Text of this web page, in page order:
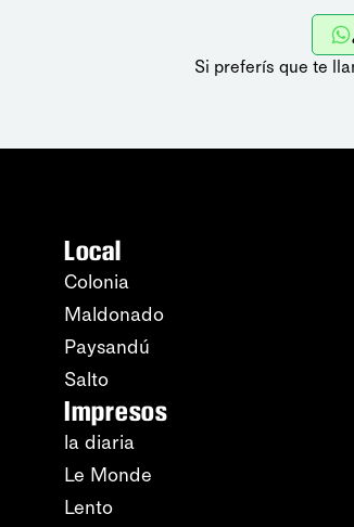
Si preferís que te
Local
Colonia
Maldonado
Paysandú
Salto
Impresos
la diaria
Le Monde
Lento